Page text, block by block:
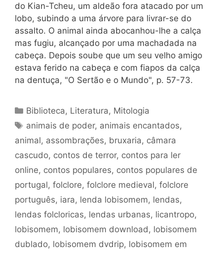
do Kian-Tcheu, um aldeão fora atacado por um
lobo, subindo a uma árvore para livrar-se do
assalto. O animal ainda abocanhou-lhe a calça
mas fugiu, alcançado por uma machadada na
cabeça. Depois soube que um seu velho amigo
estava ferido na cabeça e com fiapos da calça
na dentuça, "O Sertão e o Mundo", p. 57-73.
Categorias
Biblioteca, Literatura, Mitologia
Tags
animais de poder, animais encantados,
animal, assombrações, bruxaria, câmara
cascudo, contos de terror, contos para ler
online, contos populares, contos populares de
portugal, folclore, folclore medieval, folclore
português, iara, lenda lobisomem, lendas,
lendas folcloricas, lendas urbanas, licantropo,
lobisomem, lobisomem download , lobisomem
dublado, lobisomem dvdrip, lobisomem em